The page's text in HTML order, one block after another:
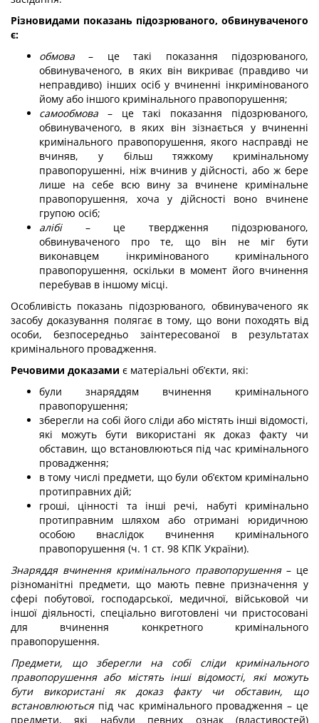
Різновидами показань підозрюваного, обвинуваченого
є:
обмова– це такі показання підозрюваного,
обвинуваченого, в яких він викриває (правдиво чи
неправдиво) інших осіб у вчиненні інкримінованого
йому або іншого кримінального правопорушення;
самообмова – це такі показання підозрюваного,
обвинуваченого, в яких він зізнається у вчиненні
кримінального правопорушення, якого насправді не
вчиняв, у більш тяжкому кримінальному
правопорушенні, ніж вчинив у дійсності, або ж бере
лише на себе всю вину за вчинене кримінальне
правопорушення, хоча у дійсності воно вчинене
групою осіб;
алібі – це твердження підозрюваного,
обвинуваченого про те, що він не міг бути
виконавцем інкримінованого кримінального
правопорушення, оскільки в момент його вчинення
перебував в іншому місці.
Особливість показань підозрюваного, обвинуваченого як
засобу доказування полягає в тому, що вони походять від
особи, безпосередньо заінтересованої в результатах
кримінального провадження.
Речовими доказами є матеріальні об’єкти, які:
були знаряддям вчинення кримінального
правопорушення;
зберегли на собі його сліди або містять інші відомості,
які можуть бути використані як доказ факту чи
обставин, що встановлюються під час кримінального
провадження;
в тому числі предмети, що були об’єктом кримінально
протиправних дій;
гроші, цінності та інші речі, набуті кримінально
протиправним шляхом або отримані юридичною
особою внаслідок вчинення кримінального
правопорушення (ч. 1 ст. 98 КПК України).
Знаряддя вчинення кримінального правопорушення– це
різноманітні предмети, що мають певне призначення у
сфері побутової, господарської, медичної, військовой чи
іншої діяльності, спеціально виготовлені чи пристосовані
для вчинення конкретного кримінального
правопорушення.
Предмети, що зберегли на собі сліди кримінального
правопорушення або містять інші відомості, які можуть
бути використані як доказ факту чи обставин, що
встановлюютьсяпід час кримінального провадження – це
предмети, які набули певних ознак (властивостей)